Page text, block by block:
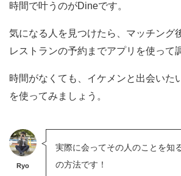
時間で叶うのがDineです。
気になる人を見つけたら、マッチング
レストランの予約までアプリを使って
時間がなくても、イケメンと出会いた
を使ってみましょう。
Ryo
実際に会ってその人のことを知
の方法です！